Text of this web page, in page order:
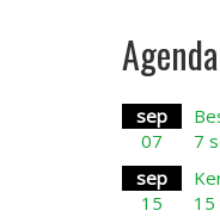
Agenda
sep
07
7
sep
15
15